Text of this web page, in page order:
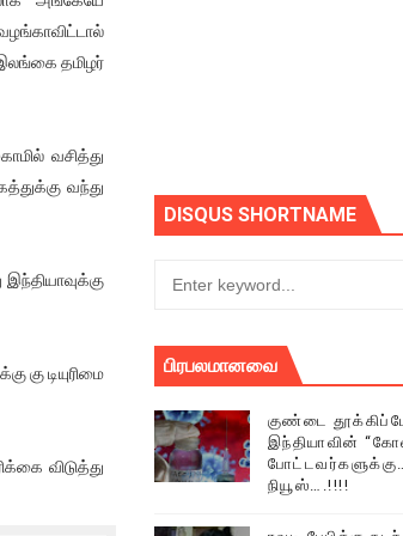
அன்புரிமையோடு அழைக்கின்றோம்.
கேள்வி
சுவிஸ் (செய்தியும்,படங்களும்..)
தமிழர்
வசித்து
வந்து
கு டியுரிமை
விடுத்து
DISQUS SHORTNAME
பிரபலமானவை
குண்டை
இந்தியாவின்
நியூஸ்….!!!!